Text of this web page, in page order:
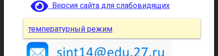
Версия сайта для слабовидящих
температурный режим